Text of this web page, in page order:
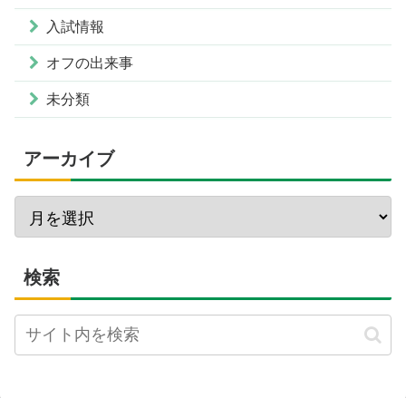
入試情報
オフの出来事
未分類
アーカイブ
検索